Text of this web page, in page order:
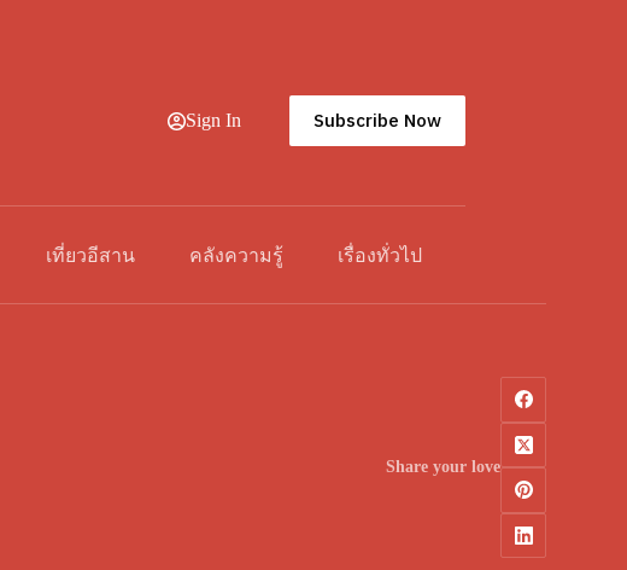
Sign In Subscribe Now
เที่ยวอีสาน คลังความรู้ เรื่องทั่วไป
Share your love